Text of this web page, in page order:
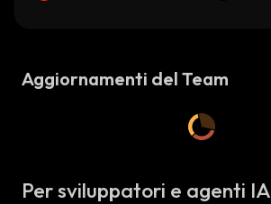
Aggiornamenti del Team
Per sviluppatori e agenti IA